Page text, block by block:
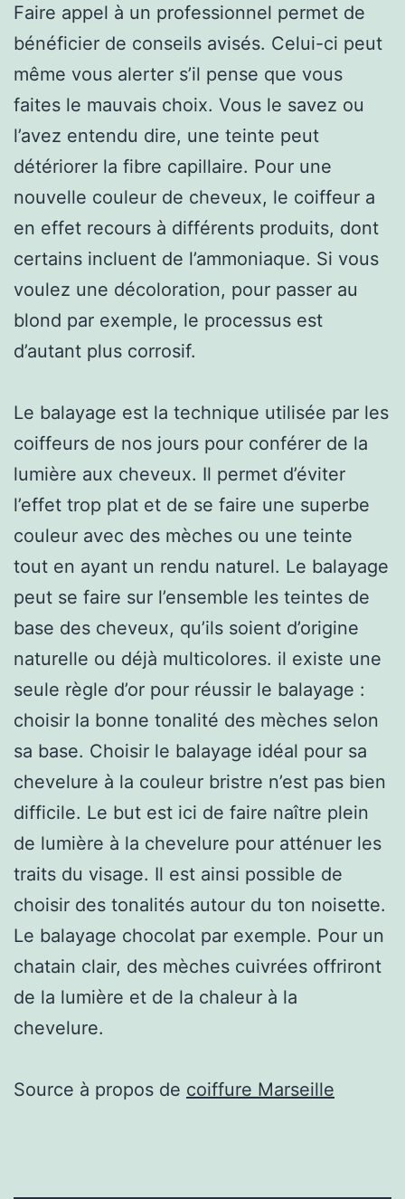
Faire appel à un professionnel permet de
bénéficier de conseils avisés. Celui-ci peut
même vous alerter s’il pense que vous
faites le mauvais choix. Vous le savez ou
l’avez entendu dire, une teinte peut
détériorer la fibre capillaire. Pour une
nouvelle couleur de cheveux, le coiffeur a
en effet recours à différents produits, dont
certains incluent de l’ammoniaque. Si vous
voulez une décoloration, pour passer au
blond par exemple, le processus est
d’autant plus corrosif.
Le balayage est la technique utilisée par les
coiffeurs de nos jours pour conférer de la
lumière aux cheveux. Il permet d’éviter
l’effet trop plat et de se faire une superbe
couleur avec des mèches ou une teinte
tout en ayant un rendu naturel. Le balayage
peut se faire sur l’ensemble les teintes de
base des cheveux, qu’ils soient d’origine
naturelle ou déjà multicolores. il existe une
seule règle d’or pour réussir le balayage :
choisir la bonne tonalité des mèches selon
sa base. Choisir le balayage idéal pour sa
chevelure à la couleur bristre n’est pas bien
difficile. Le but est ici de faire naître plein
de lumière à la chevelure pour atténuer les
traits du visage. Il est ainsi possible de
choisir des tonalités autour du ton noisette.
Le balayage chocolat par exemple. Pour un
chatain clair, des mèches cuivrées offriront
de la lumière et de la chaleur à la
chevelure.
Source à propos de coiffure Marseille